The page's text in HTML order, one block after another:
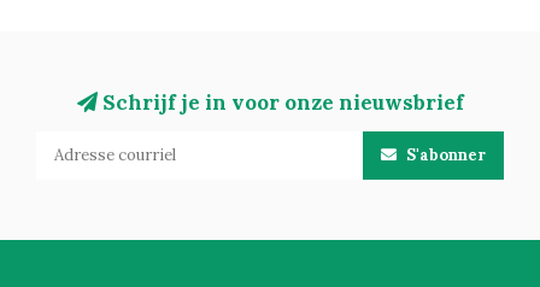
Schrijf je in voor onze nieuwsbrief
S'abonner